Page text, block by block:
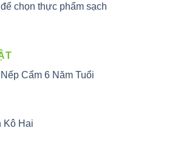
chọn thực phẩm sạch
Cẩm 6 Năm Tuổi
Kô Hai